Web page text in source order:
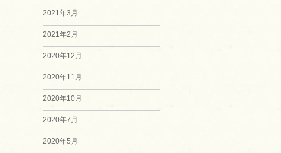
2021年3月
2021年2月
2020年12月
2020年11月
2020年10月
2020年7月
2020年5月